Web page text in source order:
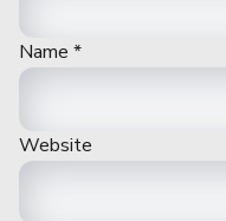
Name *
Website